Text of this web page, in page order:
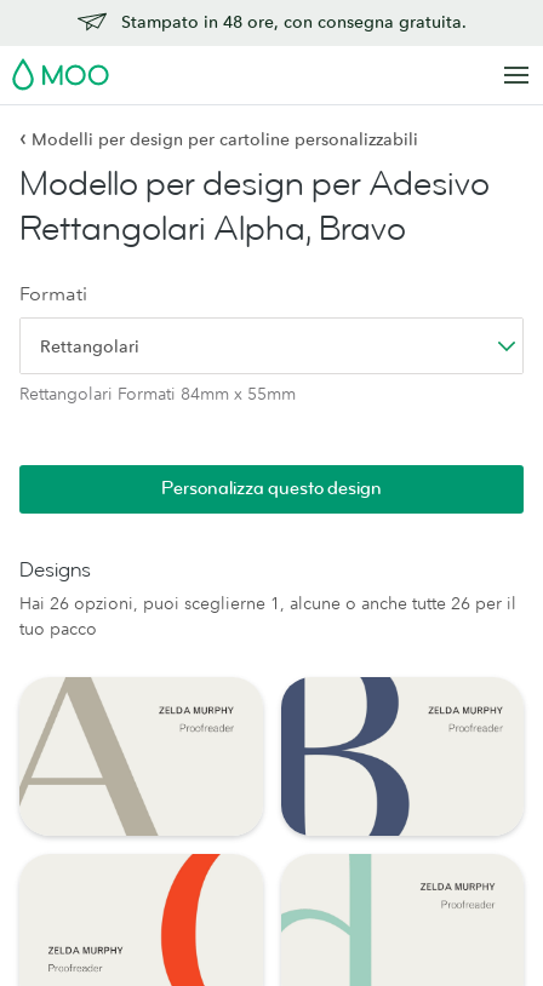
Stampato in 48 ore, con consegna gratuita.
MOO
‹ Modelli per design per cartoline personalizzabili
Modello per design per Adesivo
Rettangolari Alpha, Bravo
Formati
Rettangolari
Rettangolari Formati 84mm x 55mm
Personalizza questo design
Designs
Hai 26 opzioni, puoi sceglierne 1, alcune o anche tutte 26 per il
tuo pacco